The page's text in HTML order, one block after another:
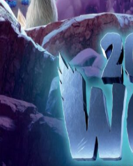
Professional